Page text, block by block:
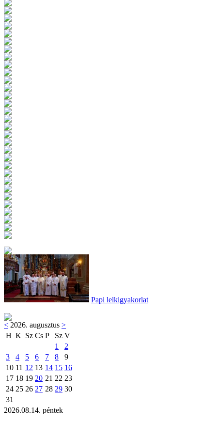
Papi lelkigyakorlat
< 2026. augusztus >
H K Sz Cs P Sz V
1
2
3
4 5 6 7 8
9
10 11 12 13 14 15 16
17 18 19 20 21 22 23
24 25 26 27 28 29 30
31
2026.08.14. péntek